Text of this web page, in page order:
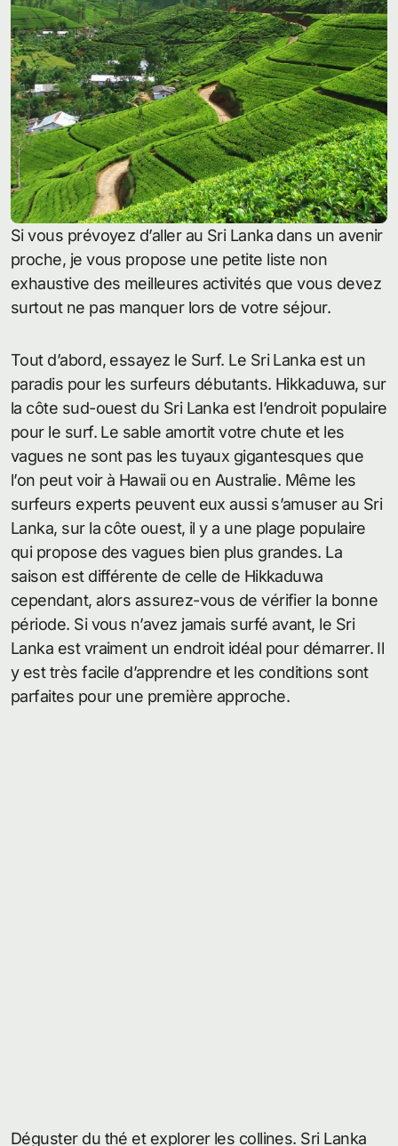
Si vous prévoyez d’aller au Sri Lanka dans un avenir
proche, je vous propose une petite liste non
exhaustive des meilleures activités que vous devez
surtout ne pas manquer lors de votre séjour.
Tout d’abord, essayez le Surf. Le Sri Lanka est un
paradis pour les surfeurs débutants. Hikkaduwa, sur
la côte sud-ouest du Sri Lanka est l’endroit populaire
pour le surf. Le sable amortit votre chute et les
vagues ne sont pas les tuyaux gigantesques que
l’on peut voir à Hawaii ou en Australie. Même les
surfeurs experts peuvent eux aussi s’amuser au Sri
Lanka, sur la côte ouest, il y a une plage populaire
qui propose des vagues bien plus grandes. La
saison est différente de celle de Hikkaduwa
cependant, alors assurez-vous de vérifier la bonne
période. Si vous n’avez jamais surfé avant, le Sri
Lanka est vraiment un endroit idéal pour démarrer. Il
y est très facile d’apprendre et les conditions sont
parfaites pour une première approche.
Déguster du thé et explorer les collines. Sri Lanka